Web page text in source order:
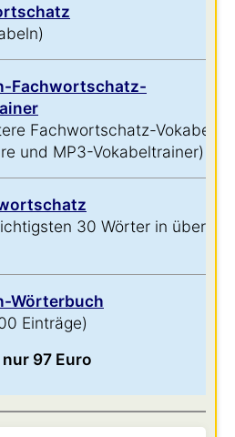
Fachwortschatz-
Fachwortschatz-Vokabeln
und MP3-Vokabeltrainer)
30 Wörter in über 60
Wörterbuch
Einträge)
97 Euro